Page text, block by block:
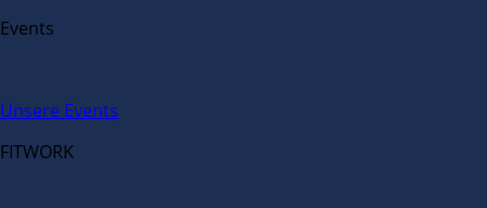
Events
Unsere Events
FITWORK